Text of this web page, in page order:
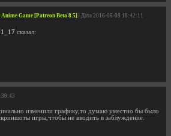
Game [Patreon Beta 8.5] | Дата 2016-06-08 18:42:11
сказал:
изменили графику,то думаю уместно бы было
игры,чтобы не вводить в заблуждение.